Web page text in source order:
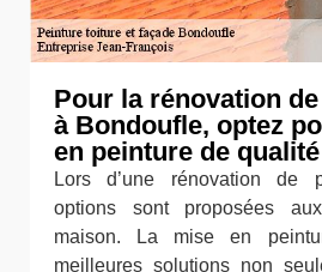
Pour la rénovation
à Bondoufle, optez
en peinture de qualité
Lors d’une rénovation de
options sont proposées
maison. La mise en
meilleures solutions non